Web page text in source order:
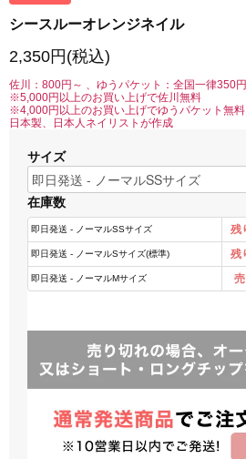
シースルーオレンジネイル
2,350円(税込)
佐川：800円～ 、ゆうパケット：全国一律350円
※5,000円以上のお買い上げで佐川無料
※4,000円以上のお買い上げでゆうパケット無料
日本製、日本人ネイリストが作成
サイズ
在庫数